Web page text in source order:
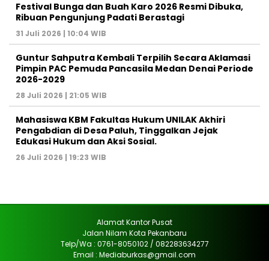
Festival Bunga dan Buah Karo 2026 Resmi Dibuka,
Ribuan Pengunjung Padati Berastagi
31 Juli 2026 | 10:04 WIB
Guntur Sahputra Kembali Terpilih Secara Aklamasi
Pimpin PAC Pemuda Pancasila Medan Denai Periode
2026-2029
28 Juli 2026 | 21:05 WIB
Mahasiswa KBM Fakultas Hukum UNILAK Akhiri
Pengabdian di Desa Paluh, Tinggalkan Jejak
Edukasi Hukum dan Aksi Sosial.
26 Juli 2026 | 19:23 WIB
Alamat Kantor Pusat
Jalan Nilam Kota Pekanbaru
Telp/Wa : 0761-8050102 / 082283634277
Email : Mediaburkas@gmail.com